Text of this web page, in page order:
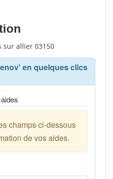
sur allier 03150